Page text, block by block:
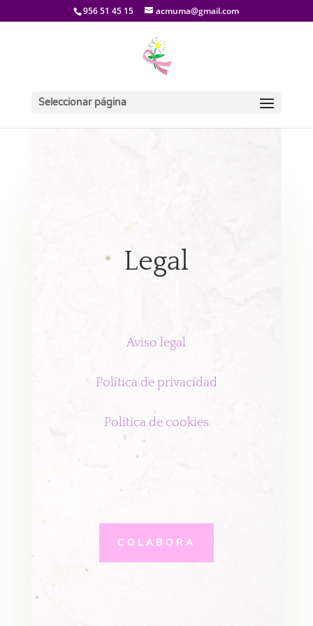
956 51 45 15 acmuma@gmail.com
Seleccionar página
Legal
Aviso legal
Política de privacidad
Política de cookies
COLABORA